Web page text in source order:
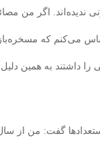
نديده‌اند. اگر من
می‌کنم که
این ویژگی را داشتند به همین